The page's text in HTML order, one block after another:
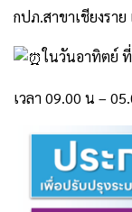
กปภ.สาขาเชียงรา
ในวันอาทิตย์
เวลา 09.00 น –